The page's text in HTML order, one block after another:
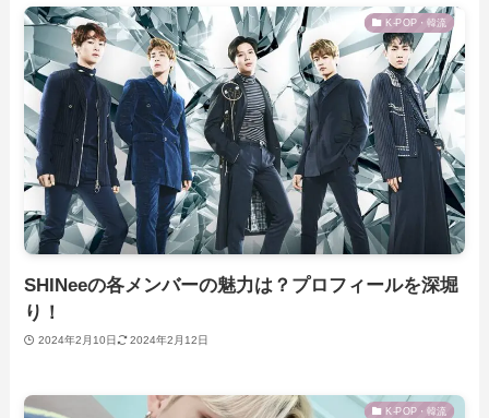
K-POP・韓流
SHINeeの各メンバーの魅力は？プロフィールを深堀
り！
2024年2月10日 2024年2月12日
K-POP・韓流